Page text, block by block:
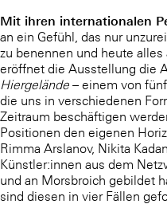
Mit ihren internationalen
an ein Gefühl, das nur
zu benennen und heute
eröffnet die Ausstellung die
Hiergelände – einem von
die uns in verschiedenen
Zeitraum beschäftigen
Positionen den eigenen
Rimma Arslanov, Nikita
Künstler:innen aus dem
und an Morsbroich gebildet
sind diesen in vier Fällen